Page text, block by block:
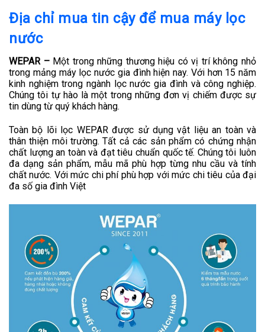
Địa chỉ mua tin cậy để mua máy lọc
nước
WEPAR – Một trong những thương hiệu có vị trí không nhỏ
trong mảng máy lọc nước gia đình hiện nay. Với hơn 15 năm
kinh nghiệm trong ngành lọc nước gia đình và công nghiệp.
Chúng tôi tự hào là một trong những đơn vị chiếm được sự
tin dùng từ quý khách hàng.
Toàn bộ lõi lọc WEPAR được sử dụng vật liệu an toàn và
thân thiện môi trường. Tất cả các sản phẩm có chứng nhận
chất lượng an toàn và đạt tiêu chuẩn quốc tế. Chúng tôi luôn
đa dạng sản phẩm, mẫu mã phù hợp từng nhu cầu và tính
chất nước. Với mức chi phí phù hợp với mức chi tiêu của đại
đa số gia đình Việt